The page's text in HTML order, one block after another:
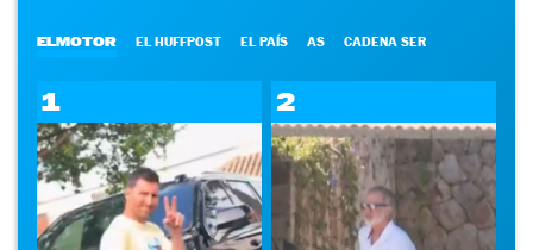
ELMOTOR EL HUFFPOST EL PAÍS AS CADENA SER
1 2